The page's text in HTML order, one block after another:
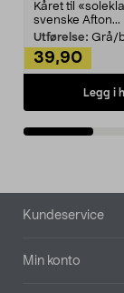
Kåret til
svenske Afton...
Utførelse: Grå/
39,90
Legg i
Bunntekst
Kundeservice
Min konto